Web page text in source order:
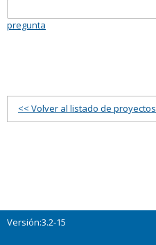
pregunta
<< Volver al listado de proyectos
Versión:3.2-15